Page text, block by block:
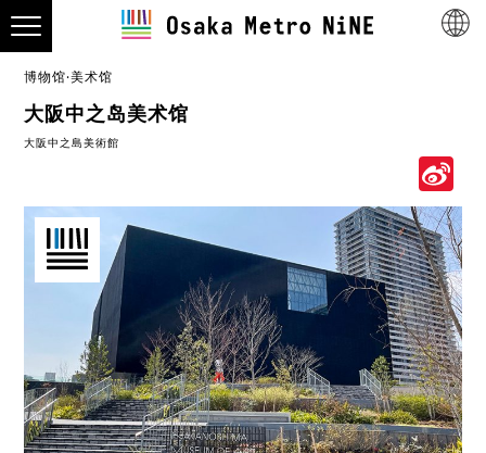
博物馆·美术馆
大阪中之岛美术馆
大阪中之島美術館